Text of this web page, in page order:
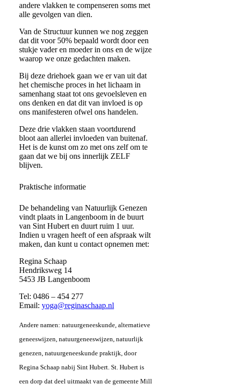
andere vlakken te compenseren soms met
alle gevolgen van dien.
Van de Structuur kunnen we nog zeggen
dat dit voor 50% bepaald wordt door een
stukje vader en moeder in ons en de wijze
waarop we onze gedachten maken.
Bij deze driehoek gaan we er van uit dat
het chemische proces in het lichaam in
samenhang staat tot ons gevoelsleven en
ons denken en dat dit van invloed is op
ons manifesteren ofwel ons handelen.
Deze drie vlakken staan voortdurend
bloot aan allerlei invloeden van buitenaf.
Het is de kunst om zo met ons zelf om te
gaan dat we bij ons innerlijk ZELF
blijven.
Praktische informatie
De behandeling van Natuurlijk Genezen
vindt plaats in Langenboom in de buurt
van Sint Hubert en duurt ruim 1 uur.
Indien u vragen heeft of een afspraak wilt
maken, dan kunt u contact opnemen met:
Regina Schaap
Hendriksweg 14
5453 JB Langenboom
Tel: 0486 – 454 277
Email: yoga@reginaschaap.nl
Andere namen: natuurgeneeskunde, alternatieve
geneeswijzen, natuurgeneeswijzen, natuurlijk
genezen, natuurgeneeskunde praktijk, door
Regina Schaap nabij Sint Hubert. St. Hubert is
een dorp dat deel uitmaakt van de gemeente Mill